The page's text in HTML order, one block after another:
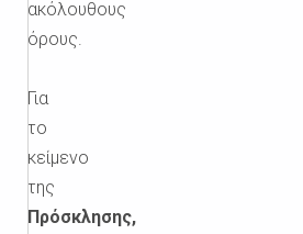
ακόλουθους
όρους.
Για
το
κείμενο
της
Πρόσκλησης,